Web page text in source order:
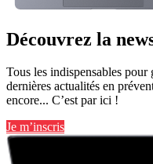
Découvrez la
Tous les indispensables
dernières actualités en
encore... C’est par ici !
Je m’inscris